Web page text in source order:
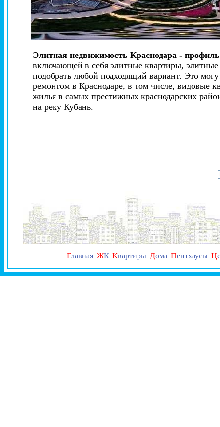
Элитная недвижимость Краснодара -
включающей в себя элитные квартиры, элитные
подобрать любой подходящий вариант. Это
ремонтом в Краснодаре, в том числе, видовые
жилья в самых престижных краснодарских
на реку Кубань.
Главная ЖК Квартиры Дома Пентхаусы Ц